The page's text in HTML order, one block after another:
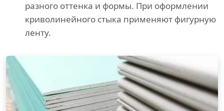
разного оттенка и формы. При оформлении
криволинейного стыка применяют фигурную
ленту.